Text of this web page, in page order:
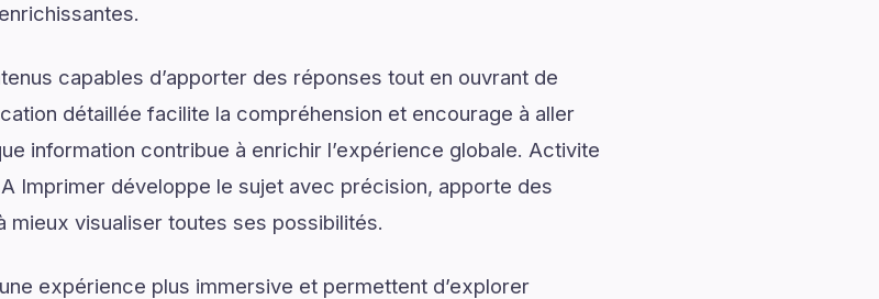
capables d’apporter des réponses tout en ouvrant de
détaillée facilite la compréhension et encourage à aller
information contribue à enrichir l’expérience globale. Activite
Imprimer développe le sujet avec précision, apporte des
mieux visualiser toutes ses possibilités.
expérience plus immersive et permettent d’explorer